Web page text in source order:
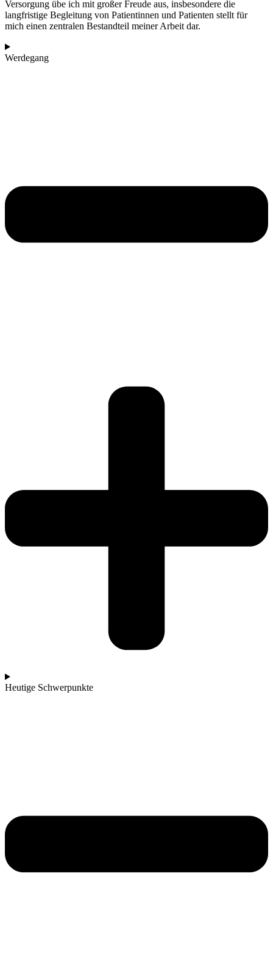
Versorgung übe ich mit großer Freude aus, insbesondere die
langfristige Begleitung von Patientinnen und Patienten stellt für
mich einen zentralen Bestandteil meiner Arbeit dar.
Werdegang
Heutige Schwerpunkte